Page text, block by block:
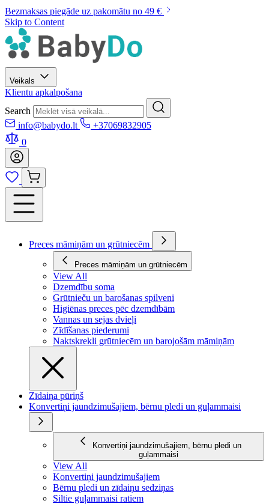
Bezmaksas piegāde uz pakomātu no 49 €
Skip to Content
Veikals
Klientu apkalpošana
Search
info@babydo.lt
+37069832905
0
Preces māmiņām un grūtniecēm
Preces māmiņām un grūtniecēm
View All
Dzemdību soma
Grūtnieču un barošanas spilveni
Higiēnas preces pēc dzemdībām
Vannas un sejas dvieļi
Zīdīšanas piederumi
Naktskrekli grūtniecēm un barojošām māmiņām
Zīdaiņa pūriņš
Konvertiņi jaundzimušajiem, bērnu pledi un guļammaisi
Konvertiņi jaundzimušajiem, bērnu pledi un
guļammaisi
View All
Konvertiņi jaundzimušajiem
Bērnu pledi un zīdaiņu sedziņas
Siltie guļammaisi ratiem